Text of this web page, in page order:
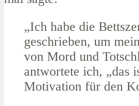
„Ich habe die
geschrieben, um
von Mord und
antwortete ich, „das
Motivation für den